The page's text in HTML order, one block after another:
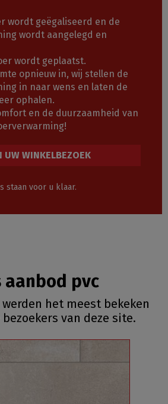
wordt geëgaliseerd en de
wordt aangelegd en
wordt geplaatst.
opnieuw in, wij stellen de
in naar wens en laten de
ophalen.
en de duurzaamheid van
UW WINKELBEZOEK
staan voor u klaar.
aanbod pvc
het meest bekeken
van deze site.